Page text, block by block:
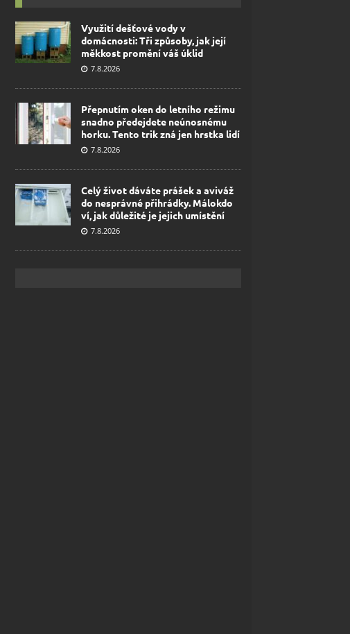
Využití dešťové vody v
domácnosti: Tři způsoby, jak její
měkkost promění váš úklid
7.8.2026
Přepnutím oken do letního režimu
snadno předejdete neúnosnému
horku. Tento trik zná jen hrstka lidí
7.8.2026
Celý život dáváte prášek a aviváž
do nesprávné přihrádky. Málokdo
ví, jak důležité je jejich umístění
7.8.2026